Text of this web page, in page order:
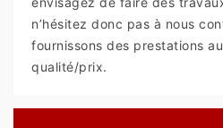
n’hésitez donc pas à nous
fournissons des prestations
qualité/prix.